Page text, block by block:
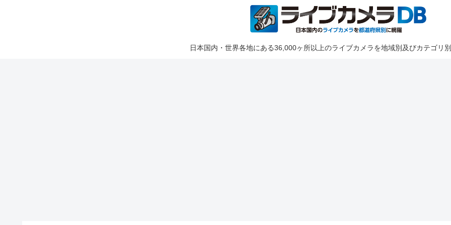
日本国内・世界各地にある36,000ヶ所以上のライブカメラを地域別及びカテゴリ別